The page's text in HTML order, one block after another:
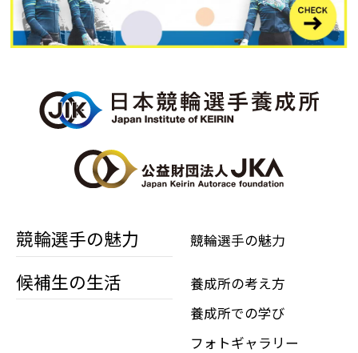
競輪選手の魅力 競輪選手の魅力
候補生の生活
養成所の考え方
養成所での学び
フォトギャラリー